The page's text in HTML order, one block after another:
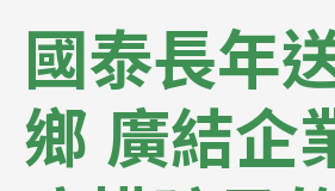
國泰長年
鄉 廣結企